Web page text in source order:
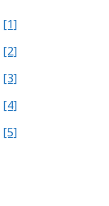
[1]
[2]
[3]
[4]
[5]